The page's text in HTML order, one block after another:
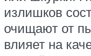
излишков
очищают от
влияет на